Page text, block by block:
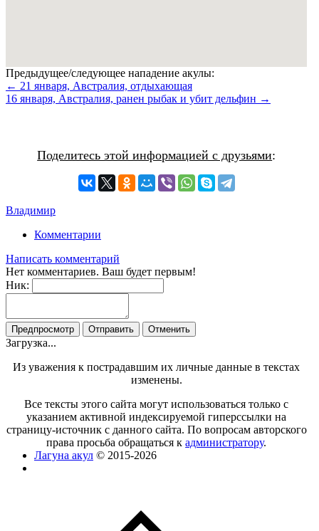
Предыдущее/следующее нападение акулы:
← 21 января, Австралия, отдыхающая
16 января, Австралия, ранен рыбак и убит дельфин →
Поделитесь этой информацией с друзьями:
Владимир
Комментарии
Написать комментарий
Нет комментариев. Ваш будет первым!
Ник:
Загрузка...
Из уважения к пострадавшим их личные данные в текстах
изменены.
Все тексты этого сайта могут использоваться только с
указанием активной индексируемой гиперссылки на
страницу-источник с данного сайта. По вопросам авторского
права просьба обращаться кадминистратору.
Лагуна акул © 2015-2026